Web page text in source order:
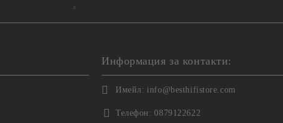
Информация за контакти:
Имейл: info@besthifistore.com
Телефон: 0879122622